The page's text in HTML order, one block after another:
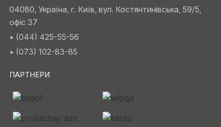
04080, Україна, г. Київ, вул. Костянтинівська, 59/5,
офіс 37
• (044) 425-55-56
• (073) 102-83-85
ПАРТНЕРИ